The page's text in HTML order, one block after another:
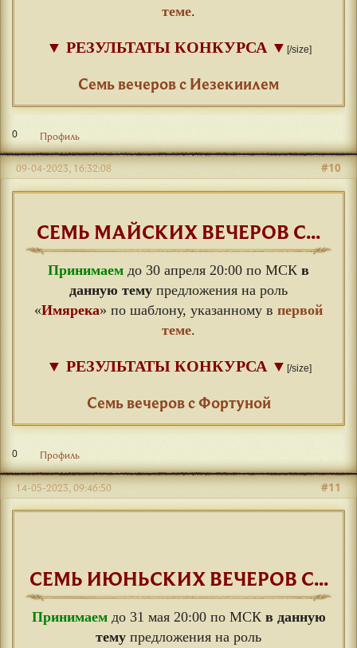
теме.
▼ РЕЗУЛЬТАТЫ КОНКУРСА ▼ [/size]
Семь вечеров с Иезекиилем
0 Профиль
#10
09-04-2023, 16:32:08
СЕМЬ МАЙСКИХ ВЕЧЕРОВ С...
Принимаем до 30 апреля 20:00 по МСК в
данную тему предложения на роль
«Имярека» по шаблону, указанному в первой
теме.
▼ РЕЗУЛЬТАТЫ КОНКУРСА ▼ [/size]
Семь вечеров с Фортуной
0 Профиль
#11
14-05-2023, 09:46:50
СЕМЬ ИЮНЬСКИХ ВЕЧЕРОВ С...
Принимаемдо 31 мая 20:00 по МСК в данную
тему предложения на роль